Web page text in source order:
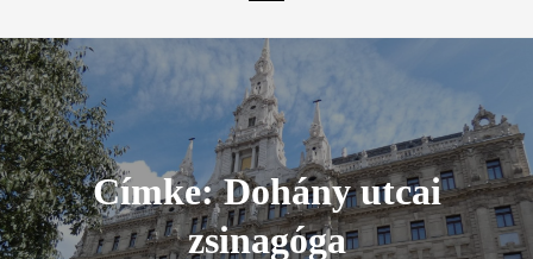
Címke:Dohány utcai
zsinagóga